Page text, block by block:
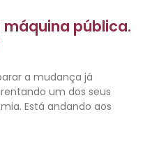
pública.
a mudança já
um dos seus
Está andando aos